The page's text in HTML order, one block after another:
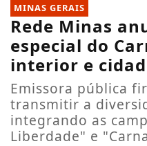
MINAS GERAIS
Rede Minas
especial do
interior e
Emissora pública
transmitir a
integrando as
Liberdade" e